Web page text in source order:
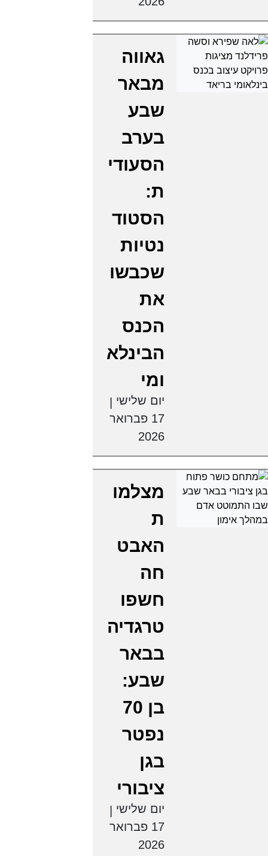
גאווה
מבאר
שבע
בערב
הסעודי
ת:
הסטוד
נטיות
שכבשו
את
הכנס
הבינלא
ומי
יום שלישי
17 פברואר
2026
מצלמו
ת
האבט
חה
חשפו
טרגדיה
בבאר
שבע:
בן 70
נפטר
בגן
ציבורי
יום שלישי
17 פברואר
2026